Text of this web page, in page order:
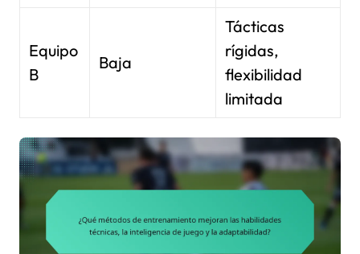
Equipo
B
Baja
Tácticas
rígidas,
flexibilidad
limitada